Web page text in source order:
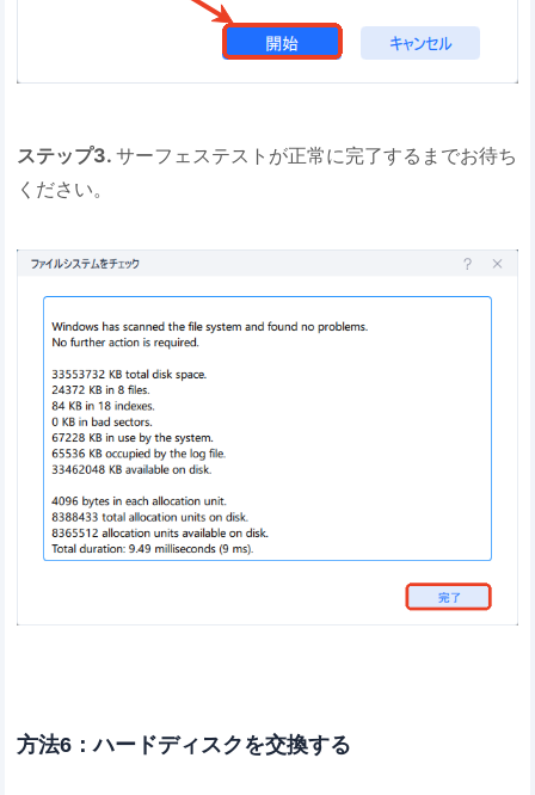
ステップ3.サーフェステストが正常に完了するまでお待ち
ください。
方法6：ハードディスクを交換する